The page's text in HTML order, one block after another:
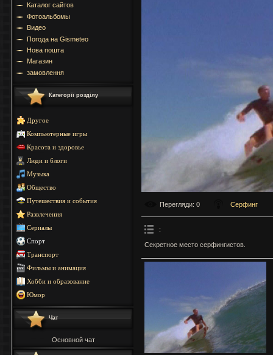
Каталог сайтов
Фотоальбомы
Видео
Погода на Gismeteo
Нова пошта
Магазин
замовлення
Категорії розділу
Другое
Компьютерные игры
Красота и здоровье
Люди и блоги
Музыка
Общество
Путешествия и события
Развлечения
Сериалы
Спорт
Транспорт
Фильмы и анимация
Хобби и образование
Юмор
Чат
Основной чат
Перегляди: 0 Серфинг
:
Секретное место серфингистов.